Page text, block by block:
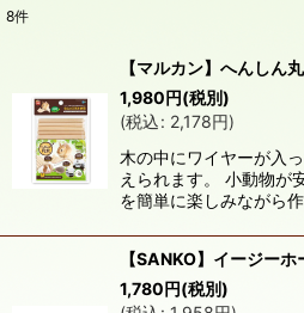
在庫あり
並び順:
絞り込む
8件
【マルカン】へんしん
1,980円(税別)
(税込: 2,178円)
木の中にワイヤーが入
えられます。 小動物が
を簡単に楽しみながら
【SANKO】イージー
1,780円(税別)